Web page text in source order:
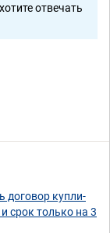
отвечать
договор купли-
срок только на 3